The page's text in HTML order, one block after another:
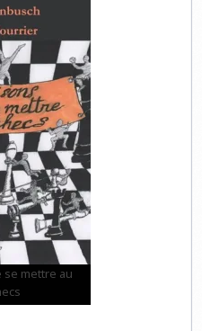
se mettre au